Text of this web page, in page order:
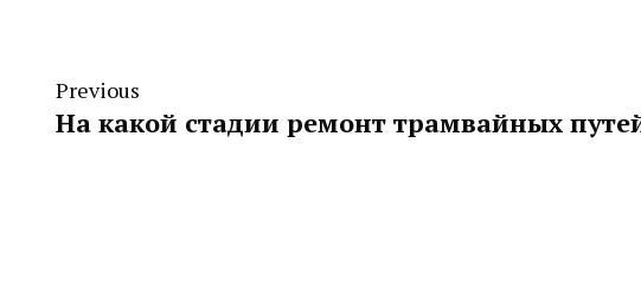
Previous
На какой стадии ремонт трамвайных